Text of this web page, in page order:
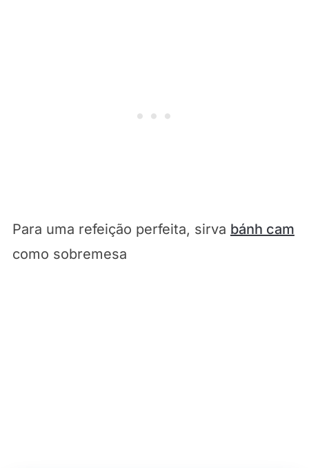
Para uma refeição perfeita, sirva bánh cam
como sobremesa